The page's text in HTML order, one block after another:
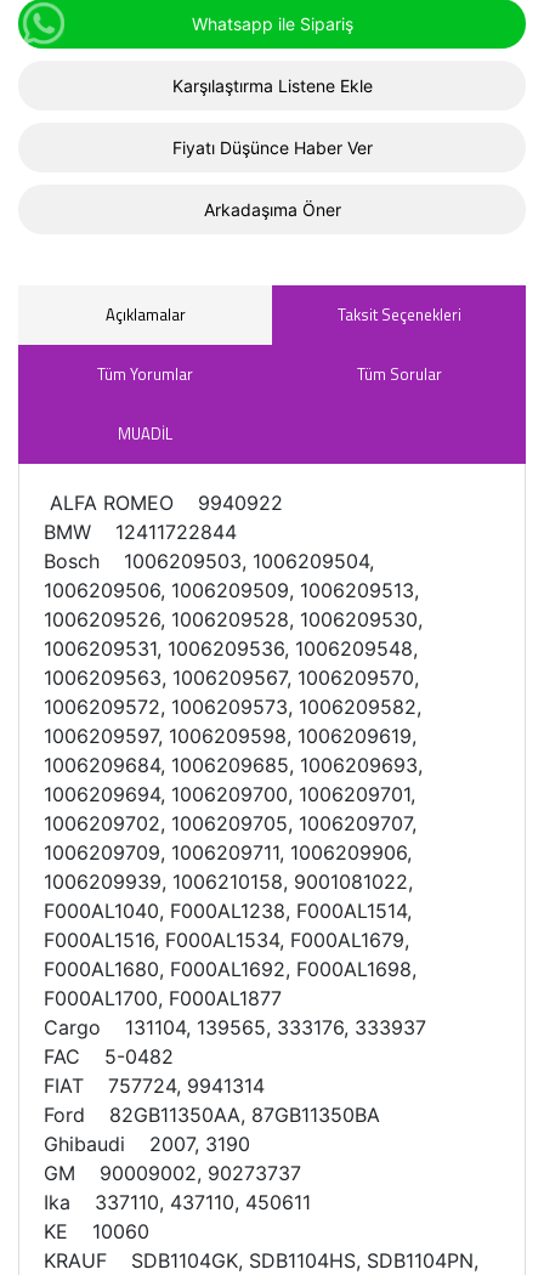
Whatsapp ile Sipariş
Karşılaştırma Listene Ekle
Fiyatı Düşünce Haber Ver
Arkadaşıma Öner
Açıklamalar Taksit Seçenekleri
Tüm Yorumlar Tüm Sorular
MUADİL
ALFA ROMEO 9940922
BMW 12411722844
Bosch 1006209503, 1006209504,
1006209506, 1006209509, 1006209513,
1006209526, 1006209528, 1006209530,
1006209531, 1006209536, 1006209548,
1006209563, 1006209567, 1006209570,
1006209572, 1006209573, 1006209582,
1006209597, 1006209598, 1006209619,
1006209684, 1006209685, 1006209693,
1006209694, 1006209700, 1006209701,
1006209702, 1006209705, 1006209707,
1006209709, 1006209711, 1006209906,
1006209939, 1006210158, 9001081022,
F000AL1040, F000AL1238, F000AL1514,
F000AL1516, F000AL1534, F000AL1679,
F000AL1680, F000AL1692, F000AL1698,
F000AL1700, F000AL1877
Cargo 131104, 139565, 333176, 333937
FAC 5-0482
FIAT 757724, 9941314
Ford 82GB11350AA, 87GB11350BA
Ghibaudi 2007, 3190
GM 90009002, 90273737
Ika 337110, 437110, 450611
KE 10060
KRAUF SDB1104GK, SDB1104HS, SDB1104PN,